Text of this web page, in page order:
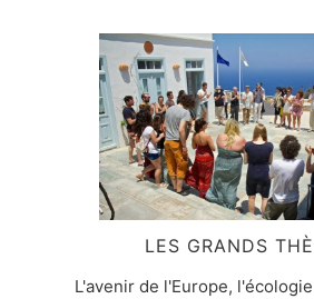
LES GRANDS
L'avenir de l'Europe,